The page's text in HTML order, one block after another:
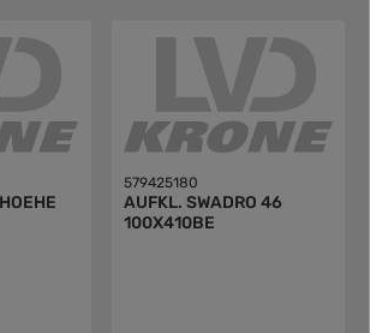
579425180
AUFKL. SWADRO 46
100X410BE